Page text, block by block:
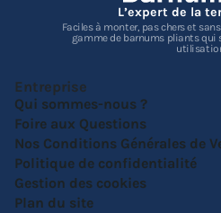
L’expert de la
Faciles à monter, pas chers et
gamme de barnums pliants qui
Entreprise
Qui sommes-nous ?
Foire aux Questions
Nos Conditions Générales de
Politique de confidentialité
Gestion des cookies
Plan du site